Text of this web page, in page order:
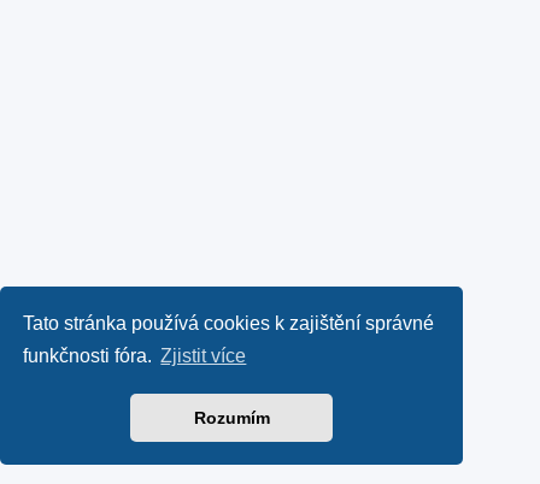
Tato stránka používá cookies k zajištění správné
funkčnosti fóra. Zjistit více
Rozumím